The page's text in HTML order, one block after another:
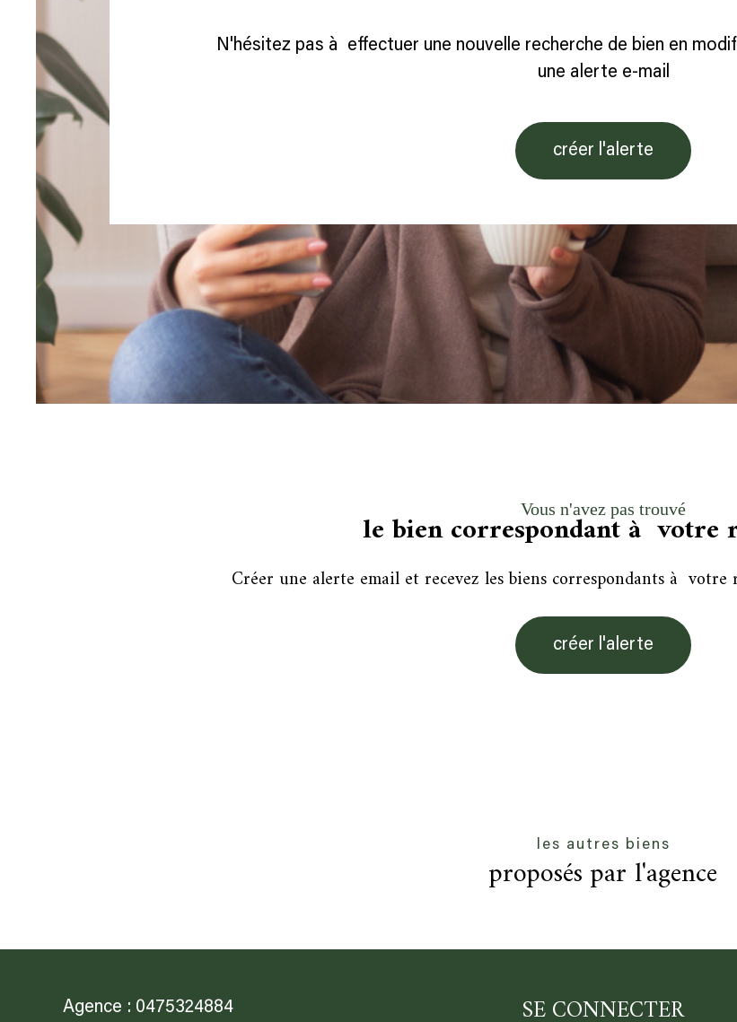
N'hésitez pas à effectuer une nouvelle recherche de bien en
une alerte e-mail
créer l'alerte
Vous n'avez pas trouvé
le bien correspondant à votre
Créer une alerte email et recevez les biens correspondants à
créer l'alerte
les autres biens
proposés par l'agence
Agence : 0475324884 SE CONNECTER